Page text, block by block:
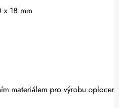
x 18 mm
materiálem pro výrobu